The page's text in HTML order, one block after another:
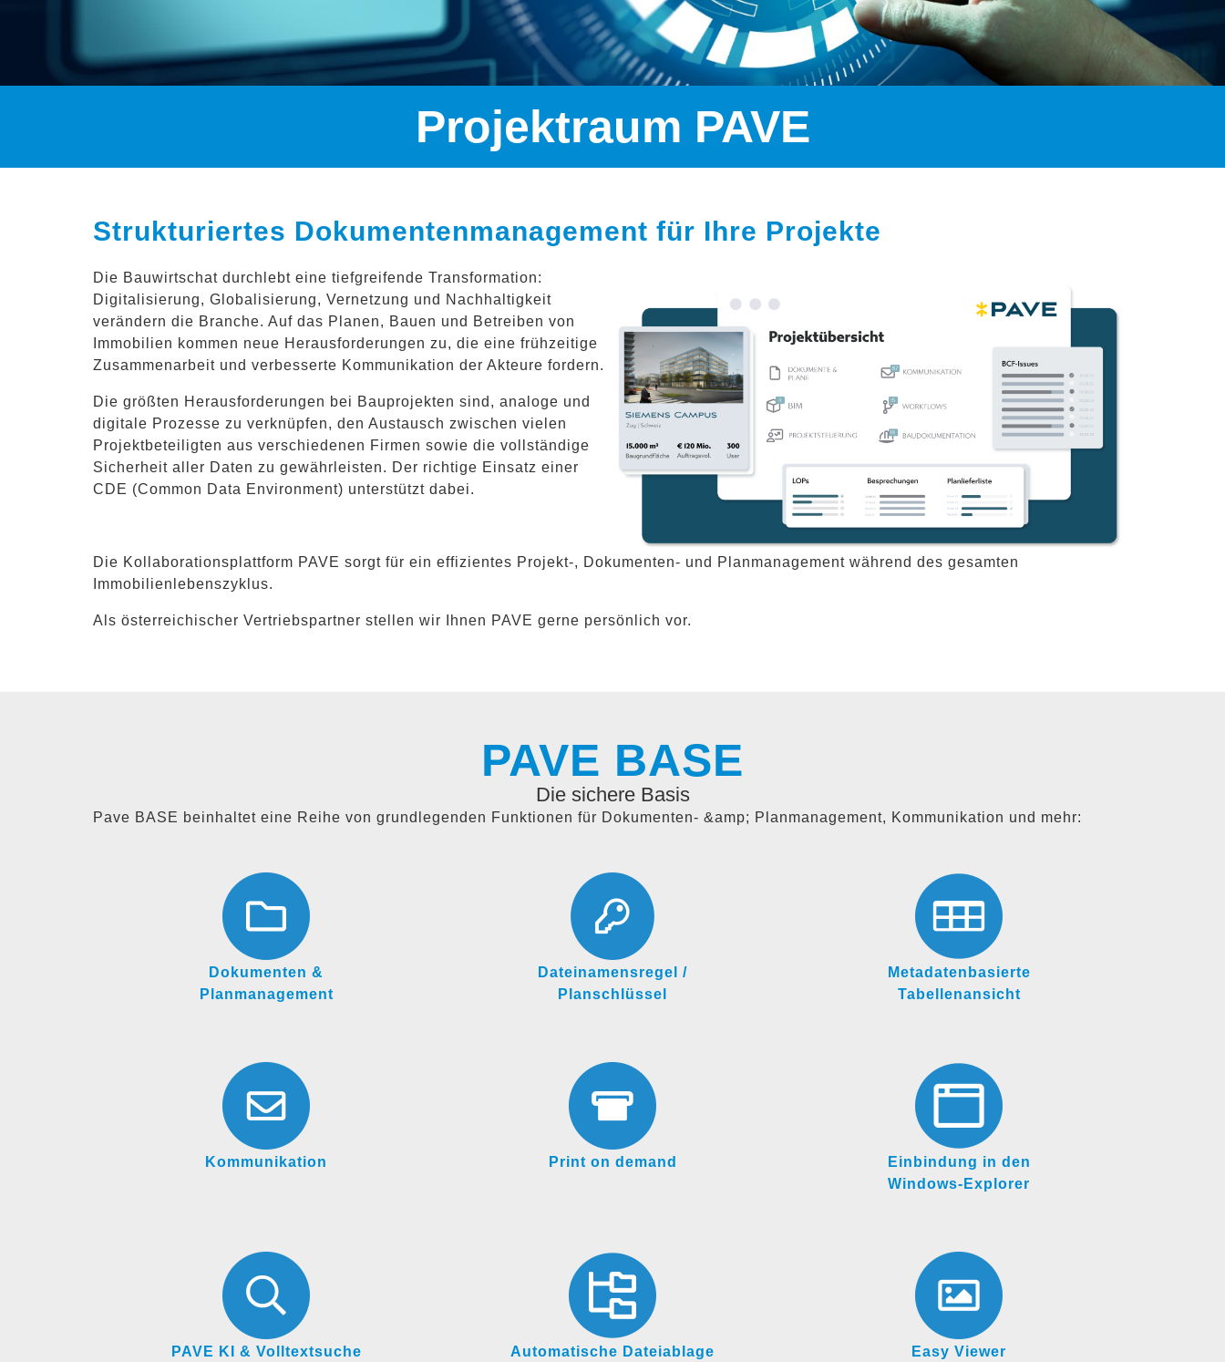
Projektraum PAVE
Strukturiertes Dokumentenmanagement für Ihre Projekte
Die Bauwirtschat durchlebt eine tiefgreifende Transformation:
Digitalisierung, Globalisierung, Vernetzung und Nachhaltigkeit
verändern die Branche. Auf das Planen, Bauen und Betreiben von
Immobilien kommen neue Herausforderungen zu, die eine frühzeitige
Zusammenarbeit und verbesserte Kommunikation der Akteure fordern.
Die größten Herausforderungen bei Bauprojekten sind, analoge und
digitale Prozesse zu verknüpfen, den Austausch zwischen vielen
Projektbeteiligten aus verschiedenen Firmen sowie die vollständige
Sicherheit aller Daten zu gewährleisten. Der richtige Einsatz einer
CDE (Common Data Environment) unterstützt dabei.
Die Kollaborationsplattform PAVE sorgt für ein effizientes Projekt-, Dokumenten- und Planmanagement während des gesamten
Immobilienlebenszyklus.
Als österreichischer Vertriebspartner stellen wir Ihnen PAVE gerne persönlich vor.
PAVE BASE
Die sichere Basis
Pave BASE beinhaltet eine Reihe von grundlegenden Funktionen für Dokumenten- &amp; Planmanagement, Kommunikation und mehr:
Dokumenten &
Planmanagement
Dateinamensregel /
Planschlüssel
Metadatenbasierte
Tabellenansicht
Kommunikation Print on demand
Einbindung in den
Windows-Explorer
PAVE KI & Volltextsuche
Automatische Dateiablage Easy Viewer